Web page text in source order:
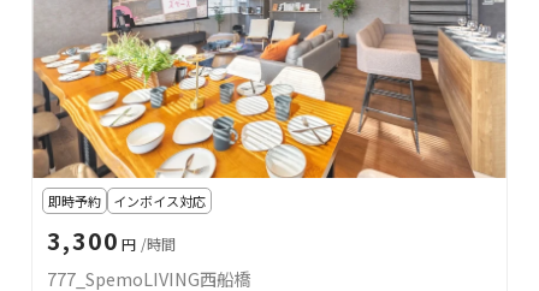
即時予約 インボイス対応
3,300 円 /時間
777_SpemoLIVING西船橋